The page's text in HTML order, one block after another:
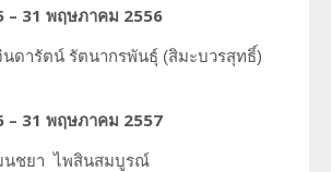
– 31 พฤษภาคม 2556
ดารัตน์ รัตนากรพันธุ์ (สิมะบวรสุทธิ์)
– 31 พฤษภาคม 2557
นชยาไพสินสมบูรณ์